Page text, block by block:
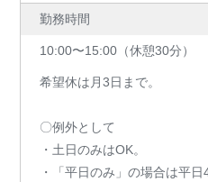
勤務時間
10:00〜15:00（休憩30分）
希望休は月3日まで。
〇例外として
・土日のみはOK。
・「平日のみ」の場合は平日